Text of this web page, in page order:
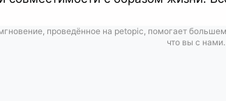
проведённое на petopic, помогает
что вы с